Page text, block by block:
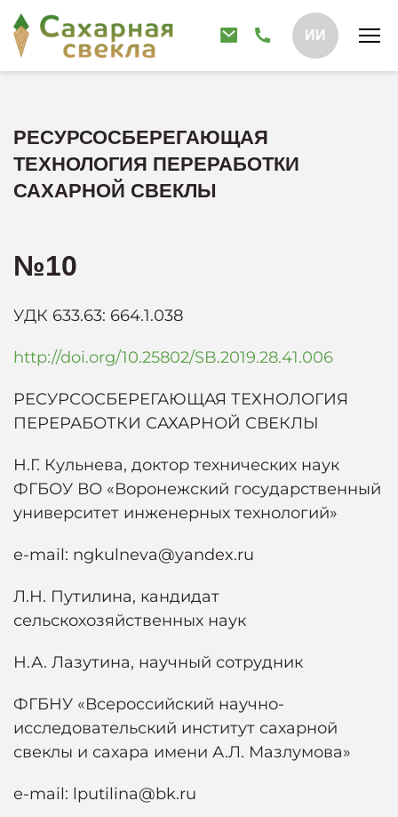
ИИ
РЕСУРСОСБЕРЕГАЮЩАЯ
ТЕХНОЛОГИЯ ПЕРЕРАБОТКИ
САХАРНОЙ СВЕКЛЫ
№10
УДК 633.63: 664.1.038
http://doi.org/10.25802/SB.2019.28.41.006
РЕСУРСОСБЕРЕГАЮЩАЯ ТЕХНОЛОГИЯ
ПЕРЕРАБОТКИ САХАРНОЙ СВЕКЛЫ
Н.Г. Кульнева, доктор технических наук
ФГБОУ ВО «Воронежский государственный
университет инженерных технологий»
e-mail: ngkulneva@yandex.ru
Л.Н. Путилина, кандидат
сельскохозяйственных наук
Н.А. Лазутина, научный сотрудник
ФГБНУ «Всероссийский научно-
исследовательский институт сахарной
свеклы и сахара имени А.Л. Мазлумова»
e-mail: lputilina@bk.ru